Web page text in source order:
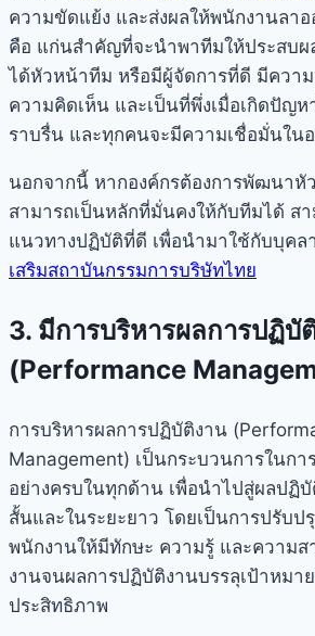
ความขัดแย้ง และส่งผลให้พนักงานลาอ
คือ แก่นสำคัญที่จะนำพาทีมให้ประสบผ
ได้หัวหน้าทีม หรือมีผู้จัดการที่ดี มีควา
ความคิดเห็น และเป็นที่พึ่งเมื่อเกิดปัญห
ราบรื่น และทุกคนจะมีความเชื่อมั่นใน
นอกจากนี้ หากองค์กรต้องการพัฒนาหั
สามารถเป็นหลักที่มั่นคงให้กับทีมได้ ส
แนวทางปฏิบัติที่ดี เพื่อนำมาใช้กับบุคล
เสริมสถาบันกรรมการบริษัทไทย
3. มีการบริหารผลการปฏิบั
(Performance
การบริหารผลการปฏิบัติงาน
Management) เป็นกระบวนการในก
อย่างครบในทุกด้าน เพื่อนำไปสู่ผลปฏิ
สั้นและในระยะยาว โดยเป็นการปรับป
พนักงานให้มีทักษะ ความรู้ และความส
งานจนผลการปฏิบัติงานบรรลุเป้าหมา
ประสิทธิภาพ